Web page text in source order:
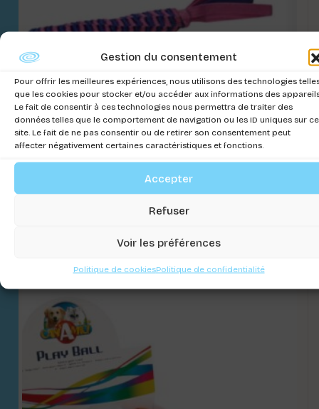
Gestion du consentement
Pour offrir les meilleures expériences, nous utilisons des technologies
que les cookies pour stocker et/ou accéder aux informations des
Le fait de consentir à ces technologies nous permettra de traiter des
données telles que le comportement de navigation ou les ID uniques sur ce
site. Le fait de ne pas consentir ou de retirer son consentement peut
affecter négativement certaines caractéristiques et fonctions.
Accepter
Refuser
Voir les préférences
Politique de cookiesPolitique de confidentialité
JOUET SCOUBY